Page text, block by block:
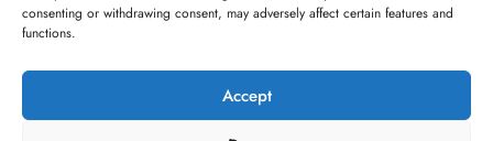
consenting or withdrawing consent, may adversely affect certain features and
functions.
Accept
Instagram Youtube